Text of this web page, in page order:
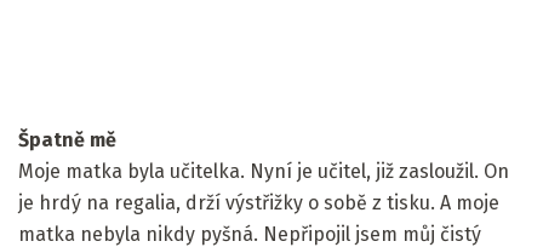
Špatně mě
Moje matka byla učitelka. Nyní je učitel, již zasloužil. On
je hrdý na regalia, drží výstřižky o sobě z tisku. A moje
matka nebyla nikdy pyšná. Nepřipojil jsem můj čistý